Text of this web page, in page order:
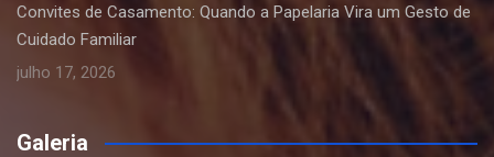
Convites de Casamento: Quando a Papelaria Vira um Gesto de
Cuidado Familiar
julho 17, 2026
Galeria